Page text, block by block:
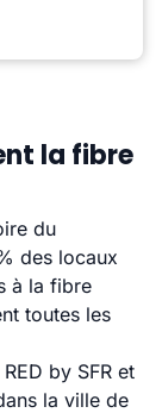
la fibre
du
des locaux
à la fibre
toutes les
by SFR et
la ville de